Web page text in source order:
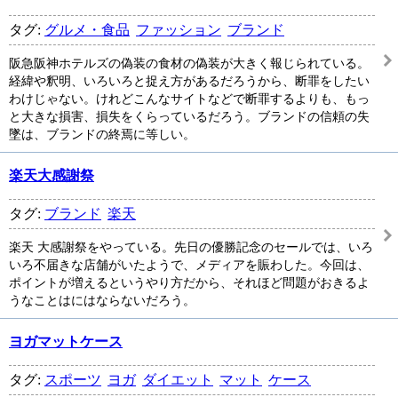
タグ: グルメ・食品 ファッション ブランド
阪急阪神ホテルズの偽装の食材の偽装が大きく報じられている。
経緯や釈明、いろいろと捉え方があるだろうから、断罪をしたい
わけじゃない。けれどこんなサイトなどで断罪するよりも、もっ
と大きな損害、損失をくらっているだろう。ブランドの信頼の失
墜は、ブランドの終焉に等しい。
楽天大感謝祭
タグ: ブランド 楽天
楽天 大感謝祭をやっている。先日の優勝記念のセールでは、いろ
いろ不届きな店舗がいたようで、メディアを賑わした。今回は、
ポイントが増えるというやり方だから、それほど問題がおきるよ
うなことはにはならないだろう。
ヨガマットケース
タグ: スポーツ ヨガ ダイエット マット ケース